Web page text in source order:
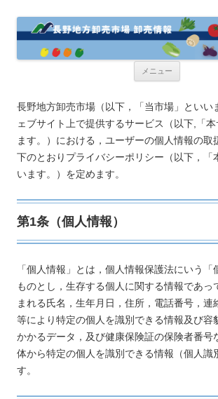
メニュー
ツ
へ
ス
キ
ッ
プ
長野地方卸売市場（以下，「当市場」といい
ェブサイト上で提供するサービス（以下,「
ます。）における，ユーザーの個人情報の取
下のとおりプライバシーポリシー（以下，「
います。）を定めます。
第1条（個人情報）
「個人情報」とは，個人情報保護法にいう「
ものとし，生存する個人に関する情報であっ
まれる氏名，生年月日，住所，電話番号，連
等により特定の個人を識別できる情報及び容
かかるデータ，及び健康保険証の保険者番号
体から特定の個人を識別できる情報（個人識
す。